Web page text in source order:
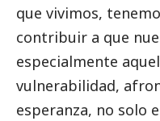
que vivimos,
contribuir a que
especialmente
vulnerabilidad,
esperanza, no solo